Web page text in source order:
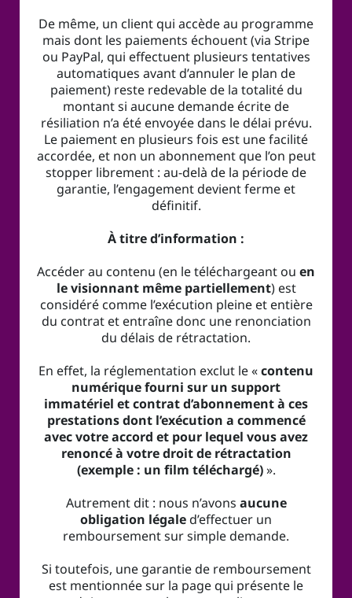
De même, un client qui accède au programme
mais dont les paiements échouent (via Stripe
ou PayPal, qui effectuent plusieurs tentatives
automatiques avant d’annuler le plan de
paiement) reste redevable de la totalité du
montant si aucune demande écrite de
résiliation n’a été envoyée dans le délai prévu.
Le paiement en plusieurs fois est une facilité
accordée, et non un abonnement que l’on peut
stopper librement : au-delà de la période de
garantie, l’engagement devient ferme et
définitif.
À titre d’information :
Accéder au contenu (en le téléchargeant ou en
le visionnant même partiellement) est
considéré comme l’exécution pleine et entière
du contrat et entraîne donc une renonciation
du délais de rétractation.
En effet, la réglementation exclut le «contenu
numérique fourni sur un support
immatériel et contrat d’abonnement à ces
prestations dont l’exécution a commencé
avec votre accord et pour lequel vous avez
renoncé à votre droit de rétractation
(exemple : un film téléchargé)».
Autrement dit : nous n’avons aucune
obligation légaled’effectuer un
remboursement sur simple demande.
Si toutefois, une garantie de remboursement
est mentionnée sur la page qui présente le